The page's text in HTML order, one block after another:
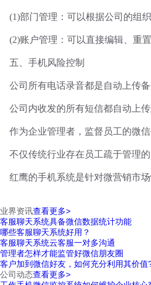
(1)部门管理：可以根据公司的组
(2)账户管理：可以直接编辑、重
五、手机风险控制
公司所有电话录音都是自动上传
公司内收发的所有短信都自动上
作为企业管理者，监督员工的微
不仅传统行业存在员工疏于管理
红鹰的手机系统是针对微营销市
业界资讯查看更多>
客服聊天系统具备微信数据统计功能
哪些客服聊天系统好用？
客服聊天系统云客服一对多沟通
管理者怎样才能监管好微信朋友圈
客户加到微信好友，如何充分利用其价值
公司动态查看更多>